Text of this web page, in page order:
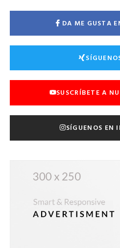
DA ME GUSTA
SUSCRÍBETE A
SÍGUENOS EN